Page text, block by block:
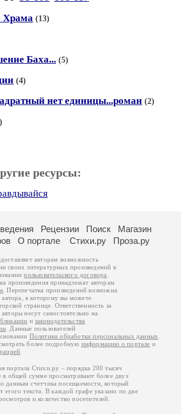
Храма (13)
Баха... (5)
(4)
нет единицы...роман (2)
ресурсы:
Рецензии Поиск
Магазин
О портале Стихи.ру Проза.ру
авторам возможность
своих литературных произведений в
пользовательского договора.
произведения принадлежат авторам
. Перепечатка произведений возможна
автора, к которому вы можете
странице. Ответственность за
несут самостоятельно на
изаконодательства
. Данные пользователей
Политики обработки персональных данных.
более подробную информацию о портале и
.
портала Стихи.ру – порядка 200 тысяч
в общей сумме просматривают более двух
данным счетчика посещаемости, который
этого текста. В каждой графе указано по две
и количество посетителей.